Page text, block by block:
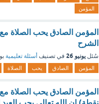
المؤمن
المؤمن الصادق يحب الصلاة مع
الشرح
سُئل يونيو 26 في تصنيف أسئلة تعليمية
المؤمن الصادق يحب الصلاة